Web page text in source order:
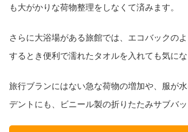
も大がかりな荷物整理をしなくて済みます。
さらに大浴場がある旅館では、エコバックの
するとき便利で濡れたタオルを入れても気にな
旅行ブランにはない急な荷物の増加や、服が
デントにも、ビニール製の折りたたみサブバッ